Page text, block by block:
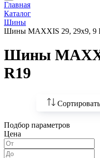
Главная
Каталог
Шины
Шины MAXXIS 29, 29х9, 9
Шины
R19
По возрастанию
Подбор параметров
Цена